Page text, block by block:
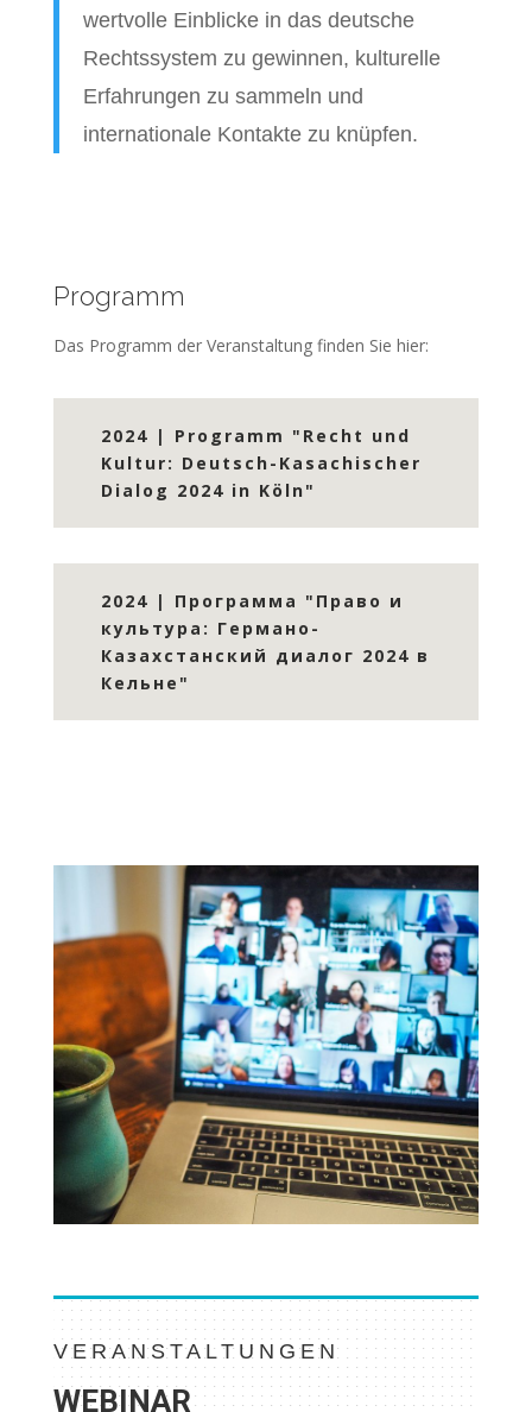
wertvolle Einblicke in das deutsche
Rechtssystem zu gewinnen, kulturelle
Erfahrungen zu sammeln und
internationale Kontakte zu knüpfen.
Programm
Das Programm der Veranstaltung finden Sie hier:
2024 | Programm "Recht und
Kultur: Deutsch-Kasachischer
Dialog 2024 in Köln"
2024 | Программа "Право и
культура: Германо-
Казахстанский диалог 2024 в
Кельне"
VERANSTALTUNGEN
WEBINAR